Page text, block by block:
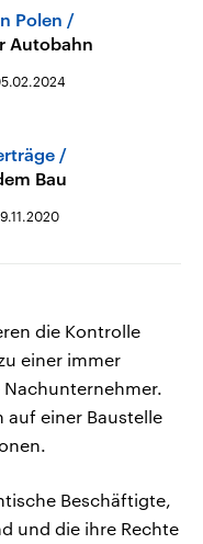
Polen
Autobahn
Bau
die Kontrolle
einer immer
einer Baustelle
Beschäftigte,
und die ihre Rechte